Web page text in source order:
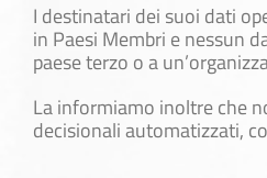
I destinatari dei suoi dati
in Paesi Membri e nessun
paese terzo o a
La informiamo inoltre che
decisionali automatizzati,